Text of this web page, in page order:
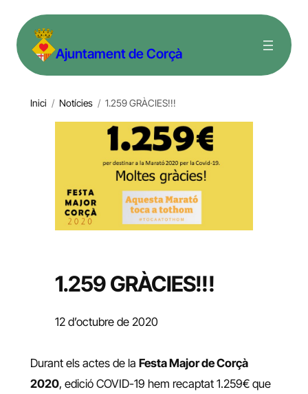
contingut Ajuntament de Corçà
Inici / Notícies / 1.259 GRÀCIES!!!
1.259 GRÀCIES!!!
12 d’octubre de 2020
Durant els actes de la Festa Major de Corçà
2020, edició COVID-19 hem recaptat 1.259€ que